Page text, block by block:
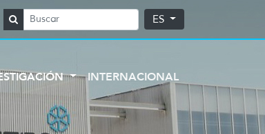
ES
INTERNACIONAL